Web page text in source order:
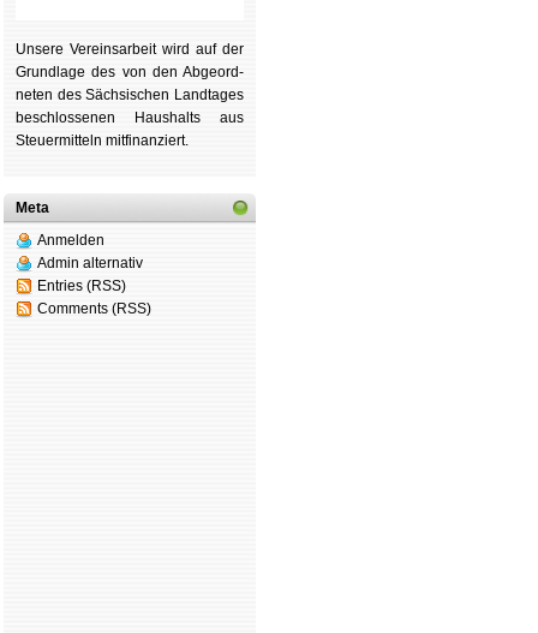
Unsere Ver­eins­ar­beit wird auf der
Grund­lage des von den Ab­ge­ord­
ne­ten des Säch­si­schen Land­tages
be­schlos­se­nen Haus­halts aus
Steu­er­mitteln mit­fi­nan­ziert.
Meta
Anmelden
Admin alternativ
Entries (RSS)
Comments (RSS)